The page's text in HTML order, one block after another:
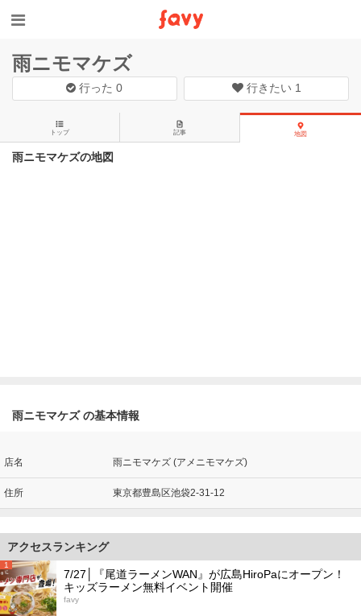
雨ニモマケズ
行った0 行きたい 1
トップ 記事 地図
雨ニモマケズの地図
雨ニモマケズ の基本情報
店名 雨ニモマケズ (アメニモマケズ)
住所 東京都豊島区池袋2-31-12
アクセスランキング
1
7/27│『尾道ラーメンWAN』が広島HiroPaにオープン！
キッズラーメン無料イベント開催
favy